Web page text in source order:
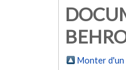
Monter d'un